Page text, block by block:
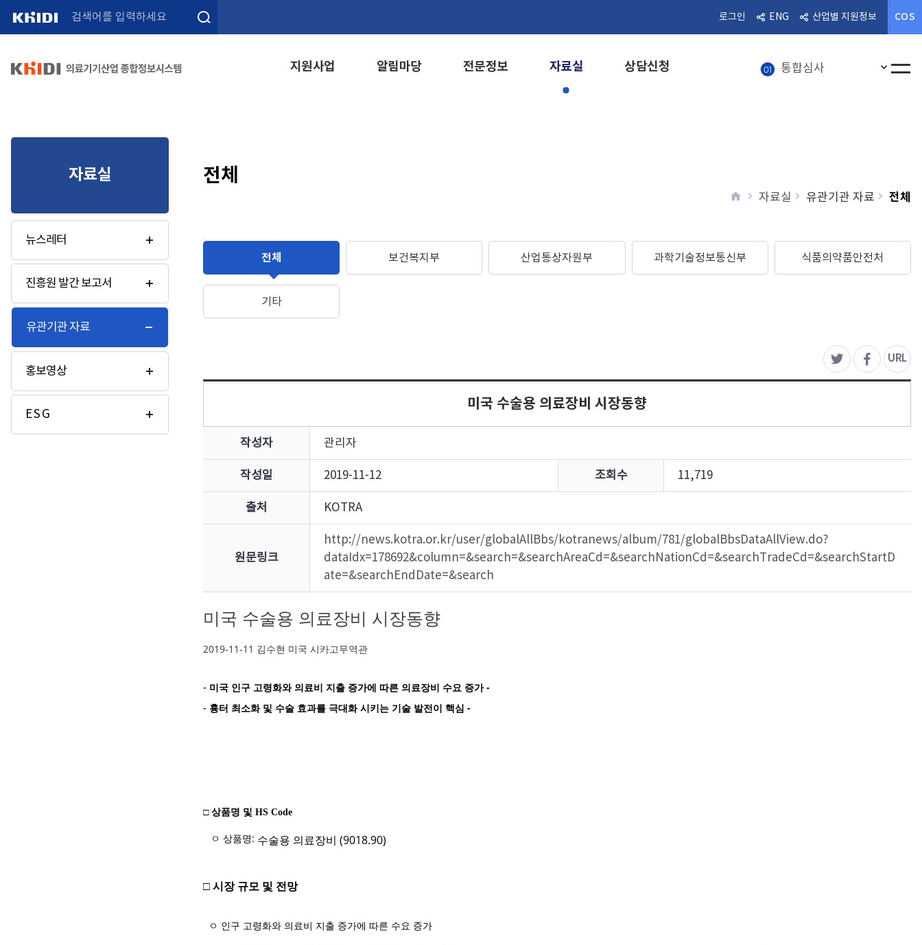
검색
로그인 ENG 산업별 지원정보 COS
지원사업 알림마당 전문정보 자료실 상담신청 01 통합심사
의료기기산업
알림마당
인기
전체
자료실
뉴스레터
진흥원 발간 보고서
유관기관 자료
홍보영상
E S G
전체
home
자료실 유관기관 자료 전체
전체 보건복지부 산업통상자원부 과학기술정보통신부 식품의약품안전처
기타
트위터페이스북
URL주
미국 수술용 의료장비 시장동향
작성자 관리자
작성일 2019-11-12 조회수 11,719
출처 KOTRA
원문링크
http://news.kotra.or.kr/user/globalAllBbs/kotranews/album/781/globalBbsDataAllView.do?
dataIdx=178692&column=&search=&searchAreaCd=&searchNationCd=&searchTradeCd=&searchStartD
ate=&searchEndDate=&search
미국 수술용 의료장비 시장동향
2019-11-11 김수현 미국 시카고무역관
- 미국 인구 고령화와 의료비 지출 증가에 따른 의료장비 수요 증가 -
- 흉터 최소화 및 수술 효과를 극대화 시키는 기술 발전이 핵심 -
□ 상품명 및 HS Code
ㅇ 상품명: 수술용 의료장비 (9018.90)
□ 시장 규모 및 전망
ㅇ 인구 고령화와 의료비 지출 증가에 따른 수요 증가